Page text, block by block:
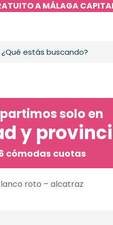
A MÁLAGA
solo en
y
cómodas cuotas
roto – alcatraz